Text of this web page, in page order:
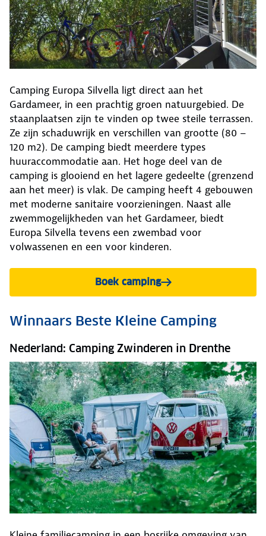
Camping Europa Silvella ligt direct aan het
Gardameer, in een prachtig groen natuurgebied. De
staanplaatsen zijn te vinden op twee steile terrassen.
Ze zijn schaduwrijk en verschillen van grootte (80 –
120 m2). De camping biedt meerdere types
huuraccommodatie aan. Het hoge deel van de
camping is glooiend en het lagere gedeelte (grenzend
aan het meer) is vlak. De camping heeft 4 gebouwen
met moderne sanitaire voorzieningen. Naast alle
zwemmogelijkheden van het Gardameer, biedt
Europa Silvella tevens een zwembad voor
volwassenen en een voor kinderen.
Boek camping
Winnaars Beste Kleine Camping
Nederland: Camping Zwinderen in Drenthe